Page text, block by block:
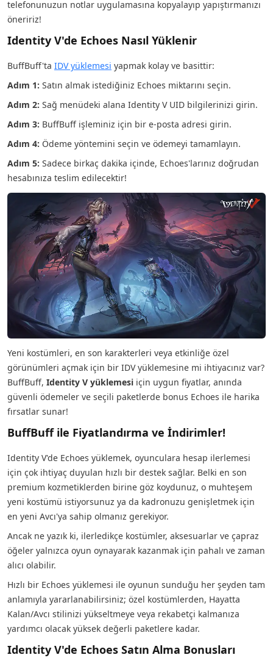
telefonunuzun notlar uygulamasına kopyalayıp yapıştırmanızı
öneririz!
Identity V'de Echoes Nasıl Yüklenir
BuffBuff'ta IDV yüklemesi yapmak kolay ve basittir:
Adım 1: Satın almak istediğiniz Echoes miktarını seçin.
Adım 2: Sağ menüdeki alana Identity V UID bilgilerinizi girin.
Adım 3: BuffBuff işleminiz için bir e-posta adresi girin.
Adım 4: Ödeme yöntemini seçin ve ödemeyi tamamlayın.
Adım 5: Sadece birkaç dakika içinde, Echoes'larınız doğrudan
hesabınıza teslim edilecektir!
Yeni kostümleri, en son karakterleri veya etkinliğe özel
görünümleri açmak için bir IDV yüklemesine mi ihtiyacınız var?
BuffBuff, Identity V yüklemesi için uygun fiyatlar, anında
güvenli ödemeler ve seçili paketlerde bonus Echoes ile harika
fırsatlar sunar!
BuffBuff ile Fiyatlandırma ve İndirimler!
Identity V'de Echoes yüklemek, oyunculara hesap ilerlemesi
için çok ihtiyaç duyulan hızlı bir destek sağlar. Belki en son
premium kozmetiklerden birine göz koydunuz, o muhteşem
yeni kostümü istiyorsunuz ya da kadronuzu genişletmek için
en yeni Avcı'ya sahip olmanız gerekiyor.
Ancak ne yazık ki, ilerledikçe kostümler, aksesuarlar ve çapraz
öğeler yalnızca oyun oynayarak kazanmak için pahalı ve zaman
alıcı olabilir.
Hızlı bir Echoes yüklemesi ile oyunun sunduğu her şeyden tam
anlamıyla yararlanabilirsiniz; özel kostümlerden, Hayatta
Kalan/Avcı stilinizi yükseltmeye veya rekabetçi kalmanıza
yardımcı olacak yüksek değerli paketlere kadar.
Identity V'de Echoes Satın Alma Bonusları